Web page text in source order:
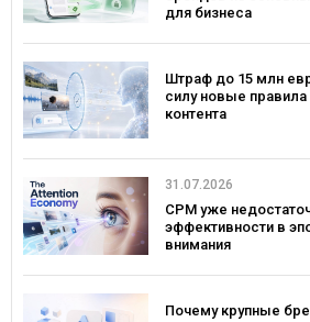
для бизнеса
Штраф до 15 млн
силу новые
контента
31.07.2026
CPM уже
эффективности в
внимания
Почему крупные